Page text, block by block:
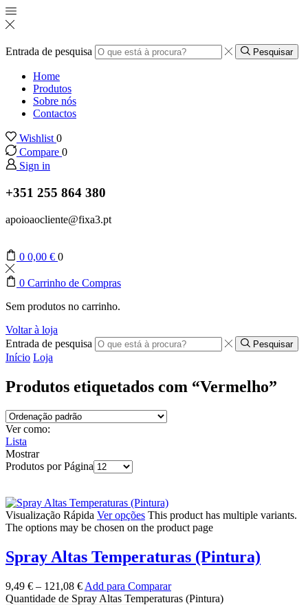
Entrada de pesquisa Pesquisar
Home
Produtos
Sobre nós
Contactos
Wishlist 0
Compare 0
Sign in
+351 255 864 380
apoioaocliente@fixa3.pt
0 0,00 € 0
0 Carrinho de Compras
Sem produtos no carrinho.
Voltar à loja
Entrada de pesquisa
Pesquisar
Início Loja
Produtos etiquetados com “Vermelho”
Ver como:
Lista
Mostrar
Produtos por Página
Visualização Rápida Ver opções This product has multiple variants.
The options may be chosen on the product page
Spray Altas Temperaturas (Pintura)
9,49 € – 121,08 € Add para Comparar
Quantidade de Spray Altas Temperaturas (Pintura)